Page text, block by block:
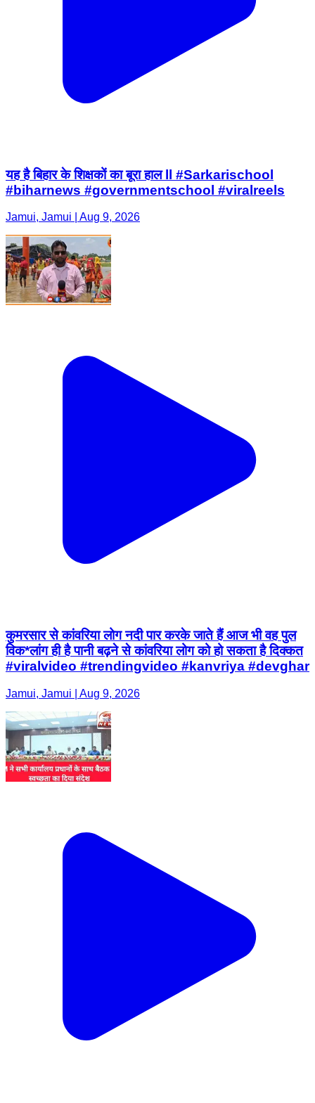
यह है बिहार के शिक्षकों का बूरा हाल ll #Sarkarischool
#biharnews #governmentschool #viralreels
Jamui, Jamui | Aug 9, 2026
कुमरसार से कांवरिया लोग नदी पार करके जाते हैं आज भी वह पुल
विक*लांग ही है पानी बढ़ने से कांवरिया लोग को हो सकता है दिक्कत
#viralvideo #trendingvideo #kanvriya #devghar
Jamui, Jamui | Aug 9, 2026